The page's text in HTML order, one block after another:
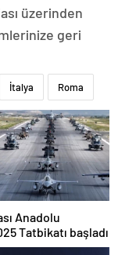
üzerinden
geri
İtalya Roma
Anadolu
Tatbikatı başladı